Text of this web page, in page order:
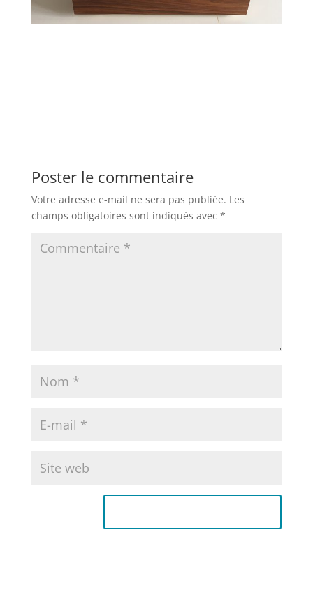
Poster le commentaire
Votre adresse e-mail ne sera pas publiée. Les
champs obligatoires sont indiqués avec *